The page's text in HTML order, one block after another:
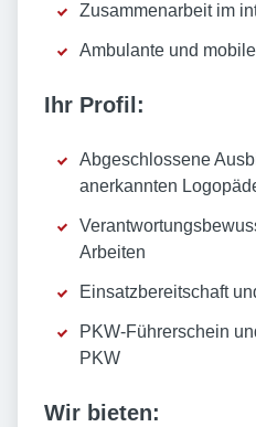
Zusammenarbeit im
Ambulante und
Ihr Profil:
Abgeschlossene
anerkannten
Arbeiten
Einsatzbereitschaft
PKW-Führerschein
PKW
Wir bieten: